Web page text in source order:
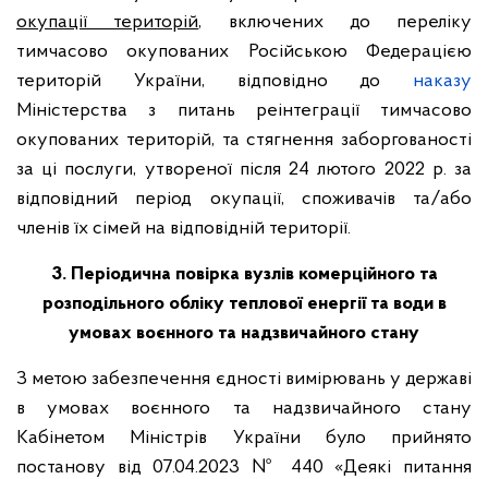
окупації територій, включених до переліку
тимчасово окупованих Російською Федерацією
територій України, відповідно до наказу
Міністерства з питань реінтеграції тимчасово
окупованих територій, та стягнення заборгованості
за ці послуги, утвореної після 24 лютого 2022 р. за
відповідний період окупації, споживачів та/або
членів їх сімей на відповідній території.
3. Періодична повірка вузлів комерційного та
розподільного обліку теплової енергії та води в
умовах воєнного та надзвичайного стану
З метою забезпечення єдності вимірювань у державі
в умовах воєнного та надзвичайного стану
Кабінетом Міністрів України було прийнято
постанову від 07.04.2023 № 440 «Деякі питання